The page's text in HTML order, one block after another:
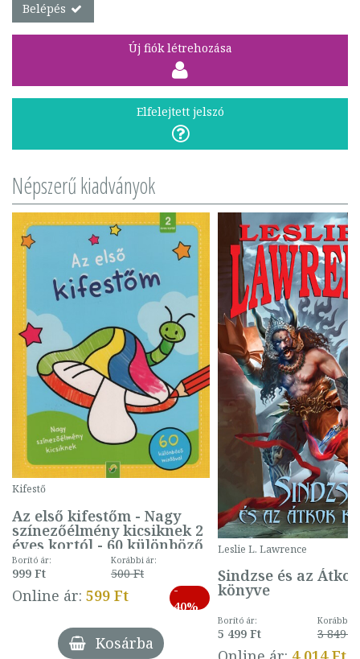
Belépés
Új fiók létrehozása
Elfelejtett jelszó
Népszerű kiadványok
Kifestő
Az első kifestőm - Nagy
színezőélmény kicsiknek 2
éves kortól - 60 különböző
mintával (gombás)
Borító ár:
999 Ft
Korábbi ár:
500 Ft
Online ár: 599 Ft
-
40%
Kosárba
Leslie L. Lawrence
Sindzse és az Átkok
könyve
Borító ár:
5 499 Ft
Korábbi
3 849 Ft